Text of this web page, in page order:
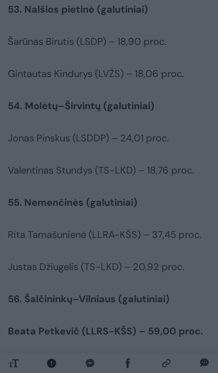
53. Nalšios pietinė (galutiniai)
Šarūnas Birutis (LSDP) – 18,90 proc.
Gintautas Kindurys (LVŽS) – 18,06 proc.
54. Molėtų–Širvintų (galutiniai)
Jonas Pinskus (LSDDP) – 24,01 proc.
Valentinas Stundys (TS-LKD) – 18,76 proc.
55. Nemenčinės (galutiniai)
Rita Tamašunienė (LLRA-KŠS) – 37,45 proc.
Justas Džiugelis (TS-LKD) – 20,92 proc.
56. Šalčininkų–Vilniaus (galutiniai)
Beata Petkevič (LLRS-KŠS) – 59,00 proc.
Alicija Ščerbaitė (DP) – 18,40 proc.